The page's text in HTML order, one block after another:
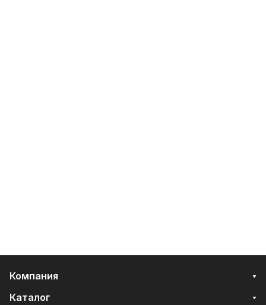
Компания
Каталог